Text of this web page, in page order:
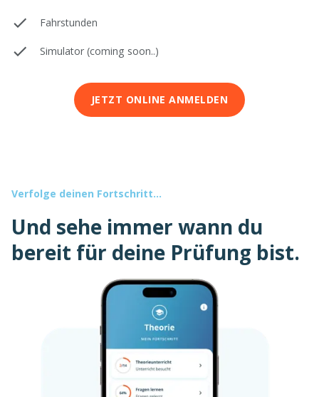
Fahrstunden
Simulator (coming soon..)
JETZT ONLINE ANMELDEN
Verfolge deinen Fortschritt...
Und sehe immer wann du
bereit für deine Prüfung bist.